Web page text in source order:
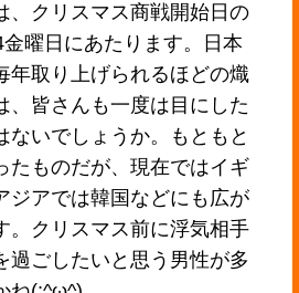
、クリスマス商戦開始日の
曜日にあたります。日本
年取り上げられるほどの熾
、皆さんも一度は目にした
ないでしょうか。もともと
たものだが、現在ではイギ
ジアでは韓国などにも広が
。クリスマス前に浮気相手
過ごしたいと思う男性が多